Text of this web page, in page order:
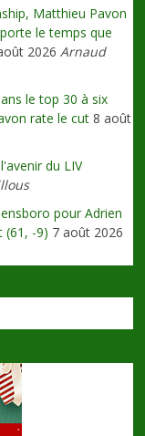
Matthieu Pavon
le temps que
2026 Arnaud
le top 30 à six
rate le cut 8 août
du LIV
pour Adrien
(61, -9) 7 août 2026